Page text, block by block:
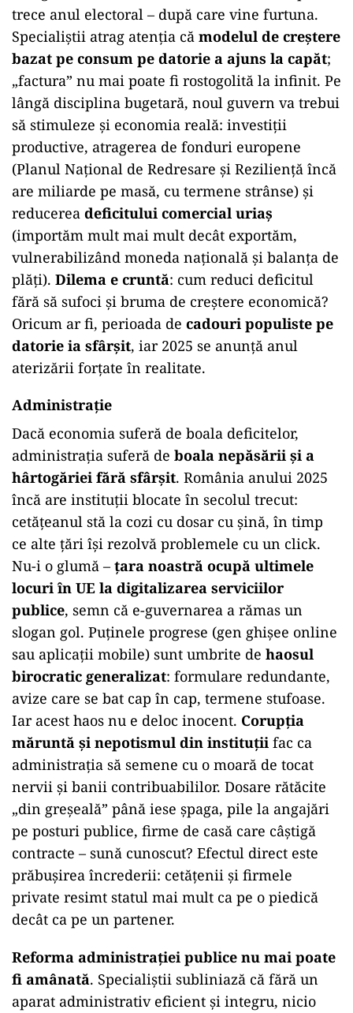
trece anul electoral – după care vine furtuna.
Specialiștii atrag atenția că modelul de creștere
bazat pe consum pe datorie a ajuns la capăt;
„factura” nu mai poate fi rostogolită la infinit. Pe
lângă disciplina bugetară, noul guvern va trebui
să stimuleze și economia reală: investiții
productive, atragerea de fonduri europene
(Planul Național de Redresare și Reziliență încă
are miliarde pe masă, cu termene strânse) și
reducerea deficitului comercial uriaș
(importăm mult mai mult decât exportăm,
vulnerabilizând moneda națională și balanța de
plăți). Dilema e cruntă: cum reduci deficitul
fără să sufoci și bruma de creștere economică?
Oricum ar fi, perioada de cadouri populiste pe
datorie ia sfârșit, iar 2025 se anunță anul
aterizării forțate în realitate.
Administrație
Dacă economia suferă de boala deficitelor,
administrația suferă de boala nepăsării și a
hârtogăriei fără sfârșit. România anului 2025
încă are instituții blocate în secolul trecut:
cetățeanul stă la cozi cu dosar cu șină, în timp
ce alte țări își rezolvă problemele cu un click.
Nu-i o glumă – țara noastră ocupă ultimele
locuri în UE la digitalizarea serviciilor
publice, semn că e-guvernarea a rămas un
slogan gol. Puținele progrese (gen ghișee online
sau aplicații mobile) sunt umbrite de haosul
birocratic generalizat: formulare redundante,
avize care se bat cap în cap, termene stufoase.
Iar acest haos nu e deloc inocent. Corupția
măruntă și nepotismul din instituții fac ca
administrația să semene cu o moară de tocat
nervii și banii contribuabililor. Dosare rătăcite
„din greșeală” până iese șpaga, pile la angajări
pe posturi publice, firme de casă care câștigă
contracte – sună cunoscut? Efectul direct este
prăbușirea încrederii: cetățenii și firmele
private resimt statul mai mult ca pe o piedică
decât ca pe un partener.
Reforma administrației publice nu mai poate
fi amânată. Specialiștii subliniază că fără un
aparat administrativ eficient și integru, nicio